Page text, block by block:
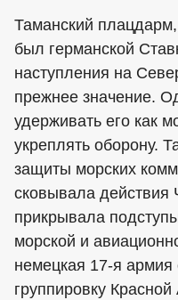
Таманский
был германской
наступления на
прежнее значение.
удерживать его как
укреплять оборону.
защиты морских
сковывала действия
прикрывала
морской и
немецкая 17-я
группировку